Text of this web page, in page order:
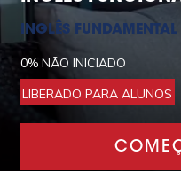
INGLÊS FUNDAMENTAL
0% NÃO INICIADO
LIBERADO PARA ALUNOS